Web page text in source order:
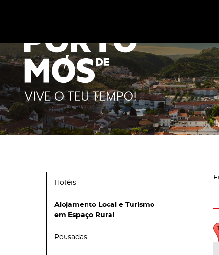
Hotéis
Alojamento Local e Turismo
em Espaço Rural
Pousadas